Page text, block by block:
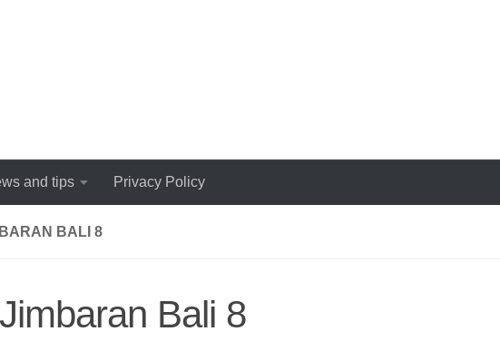
and tips Privacy Policy
BALI 8
Bali 8